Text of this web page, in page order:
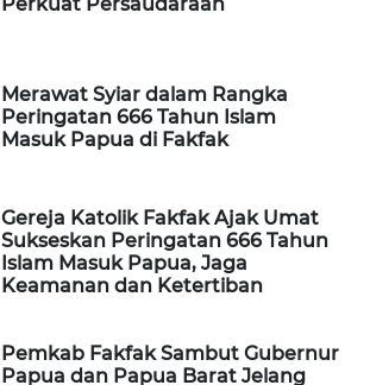
Merawat Syiar dalam Rangka
Peringatan 666 Tahun Islam
Masuk Papua di Fakfak
Gereja Katolik Fakfak Ajak Umat
Sukseskan Peringatan 666 Tahun
Islam Masuk Papua, Jaga
Keamanan dan Ketertiban
Pemkab Fakfak Sambut Gubernur
Papua dan Papua Barat Jelang